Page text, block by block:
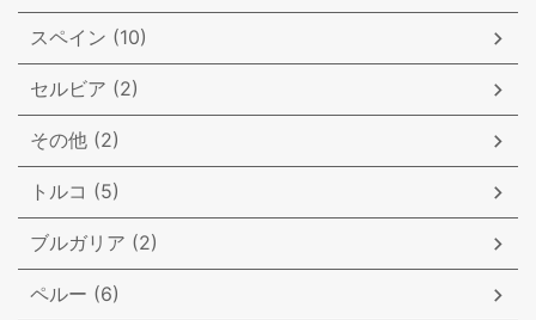
スペイン (10)
セルビア (2)
その他 (2)
トルコ (5)
ブルガリア (2)
ペルー (6)